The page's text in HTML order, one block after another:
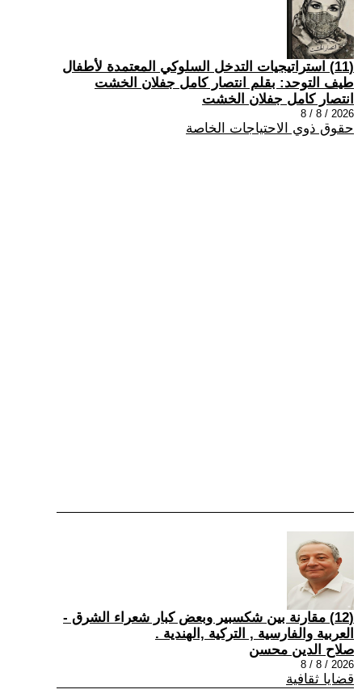
(11) استراتيجيات التدخل السلوكي المعتمدة لأطفال
طيف التوحد: بقلم انتصار كامل جفلان الخشت
انتصار كامل جفلان الخشت
2026 / 8 / 8
حقوق ذوي الاحتياجات الخاصة
(12) مقارنة بين شكسبير وبعض كبار شعراء الشرق -
العربية والفارسية , التركية ,الهندية .
صلاح الدين محسن
2026 / 8 / 8
قضايا ثقافية